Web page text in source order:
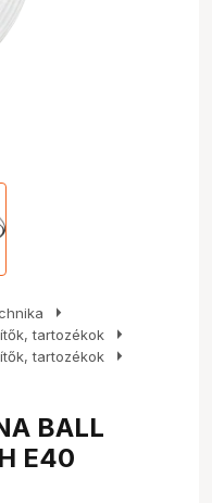
arrow_right
tartozékok arrow_right
tartozékok arrow_right
BALL
E40